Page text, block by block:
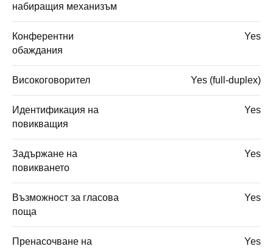
набиращия механизъм
Конферентни
обаждания
Yes
Високоговорител Yes (full-duplex)
Идентификация на
повикващия
Yes
Задържане на
повикването
Yes
Възможност за гласова
поща
Yes
Пренасочване на
Yes